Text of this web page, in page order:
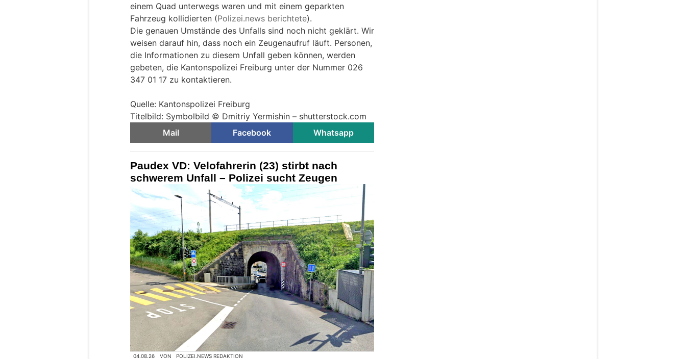
einem Quad unterwegs waren und mit einem geparkten
Fahrzeug kollidierten (Polizei.news berichtete).
Die genauen Umstände des Unfalls sind noch nicht geklärt. Wir
weisen darauf hin, dass noch ein Zeugenaufruf läuft. Personen,
die Informationen zu diesem Unfall geben können, werden
gebeten, die Kantonspolizei Freiburg unter der Nummer 026
347 01 17 zu kontaktieren.
Quelle: Kantonspolizei Freiburg
Titelbild: Symbolbild © Dmitriy Yermishin – shutterstock.com
Mail
Facebook Whatsapp
Paudex VD: Velofahrerin (23) stirbt nach
schwerem Unfall – Polizei sucht Zeugen
04.08.26 VON POLIZEI.NEWS REDAKTION